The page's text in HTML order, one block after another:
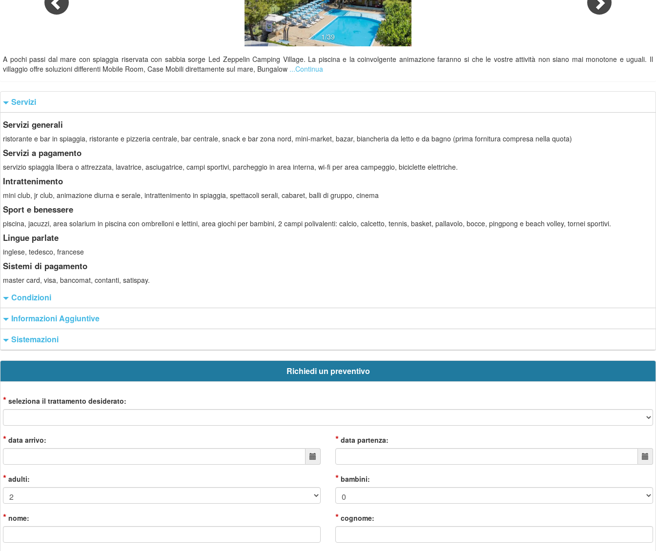
1/39
A pochi passi dal mare con spiaggia riservata con sabbia sorge Led Zeppelin Camping Village. La piscina e la coinvolgente animazione faranno si che le vostre attività non siano mai monotone e uguali. Il
villaggio offre soluzioni differenti Mobile Room, Case Mobili direttamente sul mare, Bungalow ...Continua
Servizi
Servizi generali
ristorante e bar in spiaggia, ristorante e pizzeria centrale, bar centrale, snack e bar zona nord, mini-market, bazar, biancheria da letto e da bagno (prima fornitura compresa nella quota)
Servizi a pagamento
servizio spiaggia libera o attrezzata, lavatrice, asciugatrice, campi sportivi, parcheggio in area interna, wi-fi per area campeggio, biciclette elettriche.
Intrattenimento
mini club, jr club, animazione diurna e serale, intrattenimento in spiaggia, spettacoli serali, cabaret, balli di gruppo, cinema
Sport e benessere
piscina, jacuzzi, area solarium in piscina con ombrelloni e lettini, area giochi per bambini, 2 campi polivalenti: calcio, calcetto, tennis, basket, pallavolo, bocce, pingpong e beach volley, tornei sportivi.
Lingue parlate
inglese, tedesco, francese
Sistemi di pagamento
master card, visa, bancomat, contanti, satispay.
Condizioni
Informazioni Aggiuntive
Sistemazioni
Richiedi un preventivo
* seleziona il trattamento desiderato:
* data arrivo: * data partenza:
* adulti: * bambini:
* nome: * cognome: